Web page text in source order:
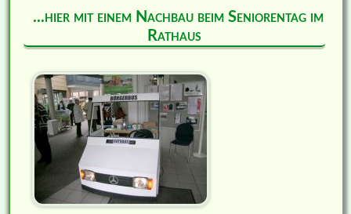
...hier mit einem Nachbau beim Seniorentag im
Rathaus